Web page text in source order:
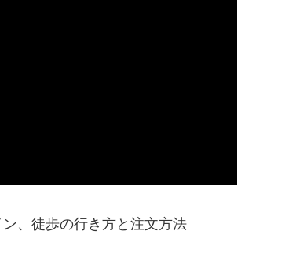
、徒歩の行き方と注文方法